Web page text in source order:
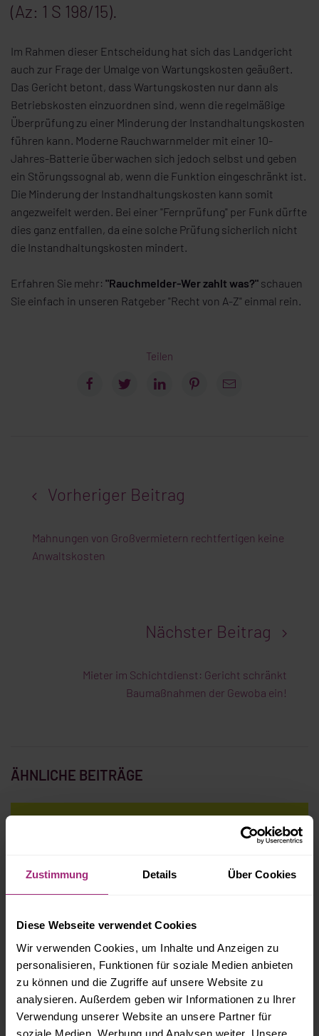
Zustimmung Details Über Cookies
Diese Webseite verwendet Cookies
Wir verwenden Cookies, um Inhalte und Anzeigen zu
personalisieren, Funktionen für soziale Medien anbieten
zu können und die Zugriffe auf unsere Website zu
analysieren. Außerdem geben wir Informationen zu Ihrer
Verwendung unserer Website an unsere Partner für
soziale Medien, Werbung und Analysen weiter. Unsere
(Az: 1 S 198/15).
Im Rahmen dieser Entscheidung hat sich das Landgericht
auch zur Frage der Umalge von Wartungskosten geäußert.
Das Gericht betont, dass Wartungskosten nur dann als
Betriebskosten einzuordnen sind, wenn die regelmäßige
Überprüfung zu einer Minderung der Instandhaltungskosten
führen kann. Moderne Rauchwarnmelder mit einer 10-
Jahres-Batterie überwachen sich jedoch selbst und geben
ein Störungssognal ab, wenn die Funktion eingeschränkt ist.
Die Minderung der Instandhaltungskosten kann somit
angezweifelt werden. Bei einer "Fernprüfung" per Funk dürfte
dies ganz entfallen, da eine solche Prüfung sicherlich nicht
die Instandhaltungskosten mindert.
Erfahren Sie mehr: "Rauchmelder-Wer zahlt was?" schauen
Sie einfach in unseren Ratgeber "Recht von A-Z" einmal rein.
Teilen
Vorheriger Beitrag
Mahnungen von Großvermietern rechtfertigen keine
Anwaltskosten
Nächster Beitrag
Mieter im Schichtdienst: Gericht schränkt
Baumaßnahmen der Gewoba ein!
ÄHNLICHE BEITRÄGE
DURCHGEFÜHRTER RENOVIERUNG
ABFLUSSPRINZIP BEI HEIZKOSTEN NICHT
ZULÄSSIG